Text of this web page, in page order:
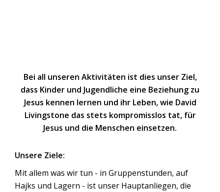
Bei all unseren Aktivitäten ist dies unser Ziel,
dass Kinder und Jugendliche eine Beziehung zu
Jesus kennen lernen und ihr Leben, wie David
Livingstone das stets kompromisslos tat, für
Jesus und die Menschen einsetzen.
Unsere Ziele:
Mit allem was wir tun - in Gruppenstunden, auf
Hajks und Lagern - ist unser Hauptanliegen, die